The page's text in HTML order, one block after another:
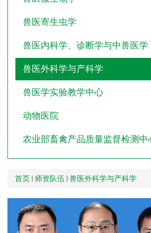
兽医寄生虫学
兽医内科学、诊断学与中兽医学
兽医外科学与产科学
兽医学实验教学中心
动物医院
农业部畜禽产品质量监督检测中
首页 师资队伍 兽医外科学与产科学